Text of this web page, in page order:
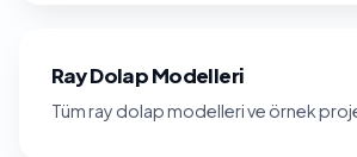
Ray Dolap Modelleri
Tüm ray dolap modelleri ve örnek